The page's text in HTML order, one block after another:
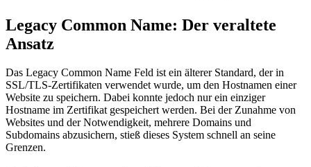
Legacy Common Name: Der veraltete
Ansatz
Das Legacy Common Name Feld ist ein älterer Standard, der in
SSL/TLS-Zertifikaten verwendet wurde, um den Hostnamen einer
Website zu speichern. Dabei konnte jedoch nur ein einziger
Hostname im Zertifikat gespeichert werden. Bei der Zunahme von
Websites und der Notwendigkeit, mehrere Domains und
Subdomains abzusichern, stieß dieses System schnell an seine
Grenzen.